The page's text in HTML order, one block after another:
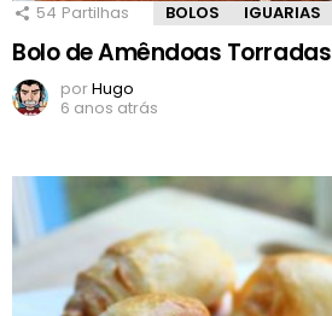
54 Partilhas BOLOS IGUARIAS
Bolo de Amêndoas Torradas
porHugo
6 anos atrás